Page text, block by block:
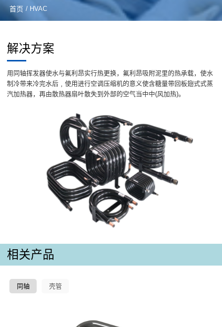
首页 / HVAC
解决方案
用同轴挥发器使水与氟利昂实行热更换，氟利昂吸附泥里的热承载，使水
制冷带来冷完水后﹐使用进行空调压缩机的意义使含糖量带回板翅式式蒸
汽加热器，再由散热器扇叶散失到外部的空气当中中(风加热)。
相关产品
同轴 壳管